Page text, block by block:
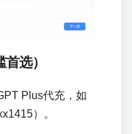
选）​
Plus代充，如
）。